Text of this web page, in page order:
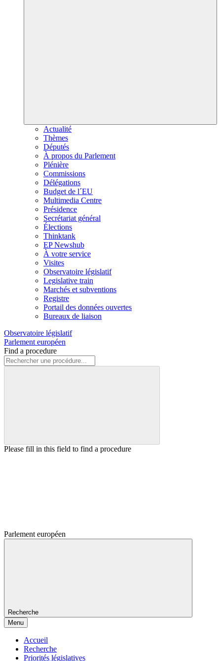
Actualité
Thèmes
Députés
À propos du Parlement
Plénière
Commissions
Délégations
Budget de l´EU
Multimedia Centre
Présidence
Secrétariat général
Élections
Thinktank
EP Newshub
À votre service
Visites
Observatoire législatif
Legislative train
Marchés et subventions
Registre
Portail des données ouvertes
Bureaux de liaison
Observatoire législatif
Parlement européen
Find a procedure
Please fill in this field to find a procedure
Parlement européen
Recherche
Menu
Accueil
Recherche
Priorités législatives